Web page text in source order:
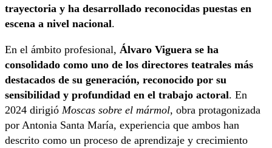
trayectoria y ha desarrollado reconocidas puestas en
escena a nivel nacional.
En el ámbito profesional, Álvaro Viguera se ha
consolidado como uno de los directores teatrales más
destacados de su generación, reconocido por su
sensibilidad y profundidad en el trabajo actoral. En
2024 dirigió Moscas sobre el mármol, obra protagonizada
por Antonia Santa María, experiencia que ambos han
descrito como un proceso de aprendizaje y crecimiento